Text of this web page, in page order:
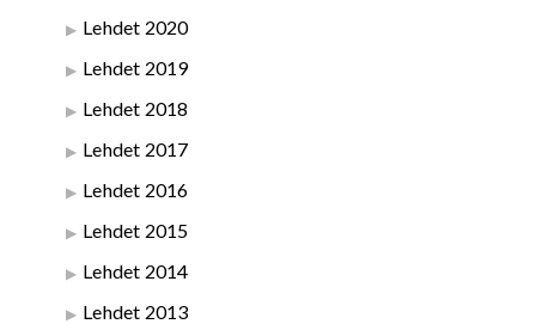
Lehdet 2020
Lehdet 2019
Lehdet 2018
Lehdet 2017
Lehdet 2016
Lehdet 2015
Lehdet 2014
Lehdet 2013